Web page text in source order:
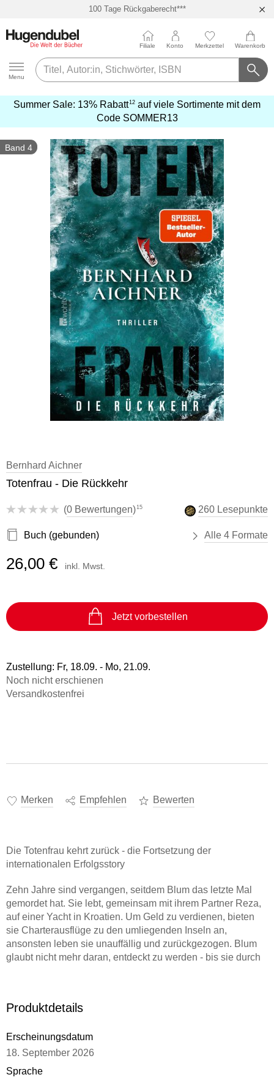
100 Tage Rückgaberecht***
Hugendubel
Menu
Filiale Konto Merkzettel Warenkorb
Summer Sale: 13% Rabatt12 auf viele Sortimente mit dem
Code SOMMER13
erfahren
Band 4
Bernhard Aichner
Totenfrau - Die Rückkehr
(0 Bewertungen) 15 260 Lesepunkte
Buch (gebunden) Alle 4 Formate
26,00 € inkl. Mwst.
Jetzt vorbestellen
Zustellung: Fr, 18.09. - Mo, 21.09.
Noch nicht erschienen
Versandkostenfrei
Merken Empfehlen Bewerten
Die Totenfrau kehrt zurück - die Fortsetzung der
internationalen Erfolgsstory
Zehn Jahre sind vergangen, seitdem Blum das letzte Mal
gemordet hat. Sie lebt, gemeinsam mit ihrem Partner Reza,
auf einer Yacht in Kroatien. Um Geld zu verdienen, bieten
sie Charterausflüge zu den umliegenden Inseln an,
ansonsten leben sie unauffällig und zurückgezogen. Blum
glaubt nicht mehr daran, entdeckt zu werden - bis sie durch
ihrer Kinder.
Produktdetails
Erscheinungsdatum
18. September 2026
Sprache